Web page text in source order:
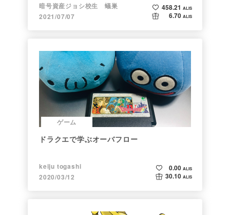
暗号資産ジョシ校生 蟻巣
2021/07/07
458.21 ALIS
6.70 ALIS
ゲーム
ドラクエで学ぶオーバフロー
keiju togashi
2020/03/12
0.00 ALIS
30.10 ALIS